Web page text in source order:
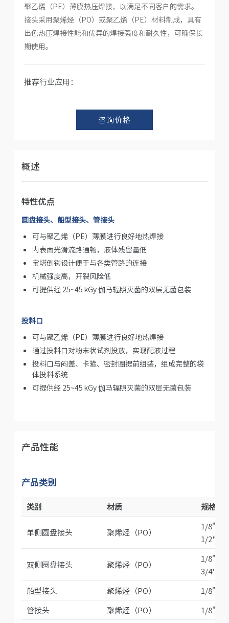
聚乙烯（PE）薄膜热压焊接，以满足不同客户的需求。
接头采用聚烯烃（PO）或聚乙烯（PE）材料制成，具有
出色热压焊接性能和优异的焊接强度和耐久性，可确保长
期使用。
推荐行业应用：
咨询价格
概述
特性优点
圆盘接头、船型接头、管接头
可与聚乙烯（PE）薄膜进行良好地热焊接
内表面光滑流路通畅，液体残留量低
宝塔倒钩设计便于与各类管路的连接
机械强度高，开裂风险低
可提供经 25~45 kGy 伽马辐照灭菌的双层无菌包装
投料口
可与聚乙烯（PE）薄膜进行良好地热焊接
通过投料口对粉末状试剂投放，实现配液过程
投料口与闷盖、卡箍、密封圈提前组装，组成完整的袋
体投料系统
可提供经 25~45 kGy 伽马辐照灭菌的双层无菌包装
产品性能
产品类别
类别 材质 规格
单侧圆盘接头 聚烯烃（PO）
1/
1/
双侧圆盘接头 聚烯烃（PO）
1/
3/
船型接头
聚烯烃（PO）
1/
管接头
聚烯烃（PO）
1/